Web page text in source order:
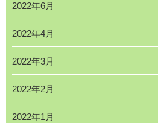
2022年6月
2022年4月
2022年3月
2022年2月
2022年1月